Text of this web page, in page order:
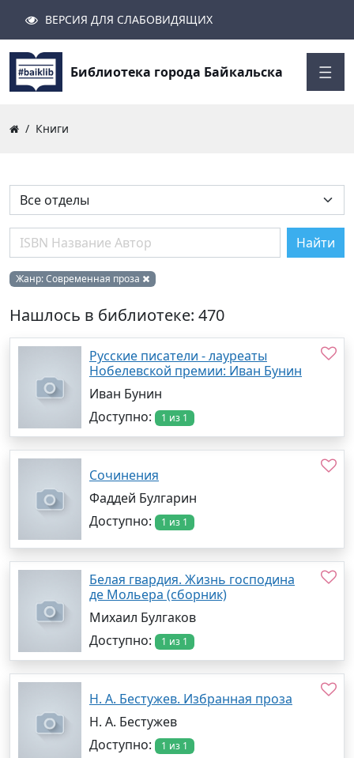
Найти
Жанр:Современная проза
Нашлось в библиотеке: 470
Русские писатели - лауреаты
Нобелевской премии: Иван Бунин
Иван Бунин
Доступно:
1 из 1
Сочинения
Фаддей Булгарин
Доступно:
1 из 1
Белая гвардия. Жизнь господина
де Мольера (сборник)
Михаил Булгаков
Доступно:
1 из 1
Н. А. Бестужев. Избранная проза
Н. А. Бестужев
Доступно:
1 из 1
Поиск
Найти
ВЕРСИЯ ДЛЯ СЛАБОВИДЯЩИХ
Библиотека города Байкальска
Книги